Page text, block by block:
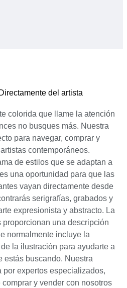
del artista
colorida que llame la atención
no busques más. Nuestra
para navegar, comprar y
contemporáneos.
de estilos que se adaptan a
una oportunidad para que las
vayan directamente desde
serigrafías, grabados y
expresionista y abstracto. La
una descripción
normalmente incluye la
la ilustración para ayudarte a
estás buscando. Nuestra
por expertos especializados,
y vender con nosotros